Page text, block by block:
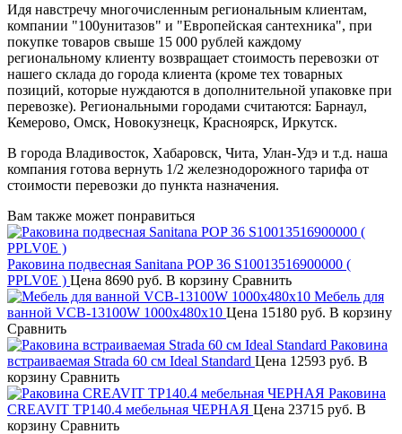
Идя навстречу многочисленным региональным клиентам,
компании "100унитазов" и "Европейская сантехника", при
покупке товаров свыше 15 000 рублей каждому
региональному клиенту возвращает стоимость перевозки от
нашего склада до города клиента (кроме тех товарных
позиций, которые нуждаются в дополнительной упаковке при
перевозке). Региональными городами считаются: Барнаул,
Кемерово, Омск, Новокузнецк, Красноярск, Иркутск.
В города Владивосток, Хабаровск, Чита, Улан-Удэ и т.д. наша
компания готова вернуть 1/2 железнодорожного тарифа от
стоимости перевозки до пункта назначения.
Вам также может понравиться
Раковина подвесная Sanitana POP 36 S10013516900000 (
PPLV0E ) Цена 8690 руб. В корзину Сравнить
Мебель для
ванной VCB-13100W 1000х480х10 Цена 15180 руб. В корзину
Сравнить
Раковина
встраиваемая Strada 60 см Ideal Standard Цена 12593 руб. В
корзину Сравнить
Раковина
CREAVIT TP140.4 мебельная ЧЕРНАЯ Цена 23715 руб. В
корзину Сравнить